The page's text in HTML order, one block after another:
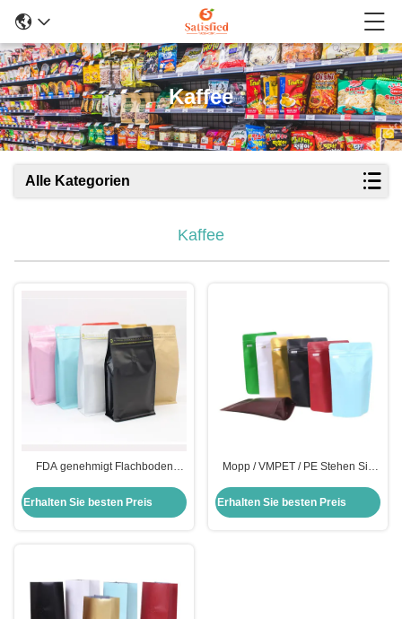
Kaffee
Alle Kategorien
Kaffee
FDA genehmigt Flachboden
Erhalten Sie besten Preis
Mopp / VMPET / PE Stehen Sie
Ventilgravierdruck
Erhalten Sie besten Preis